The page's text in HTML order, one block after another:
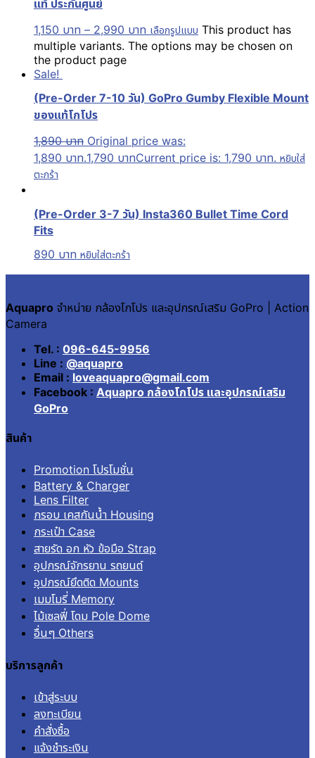
แท้ ประกันศูนย์
1,150 บาท – 2,990 บาท เลือกรูปแบบ This product has
multiple variants. The options may be chosen on
the product page
Sale!
(Pre-Order 7-10 วัน) GoPro Gumby Flexible Mount
ของแท้โกโปร
1,890บาท Original price was:
1,890 บาท.1,790 บาทCurrent price is: 1,790 บาท. หยิบใส่
ตะกร้า
(Pre-Order 3-7 วัน) Insta360 Bullet Time Cord
Fits
890 บาท หยิบใส่ตะกร้า
Aquapro จำหน่าย กล้องโกโปร และอุปกรณ์เสริม GoPro | Action
Camera
Tel. : 096-645-9956
Line : @aquapro
Email : loveaquapro@gmail.com
Facebook : Aquapro กล้องโกโปร และอุปกรณ์เสริม
GoPro
สินค้า
Promotion โปรโมชั่น
Battery & Charger
Lens Filter
กรอบ เคสกันน้ำ Housing
กระเป๋า Case
สายรัด อก หัว ข้อมือ Strap
อุปกรณ์จักรยาน รถยนต์
อุปกรณ์ยึดติด Mounts
เมมโมรี่ Memory
ไม้เซลฟี่ โดม Pole Dome
อื่นๆ Others
บริการลูกค้า
เข้าสู่ระบบ
ลงทะเบียน
คำสั่งซื้อ
แจ้งชำระเงิน